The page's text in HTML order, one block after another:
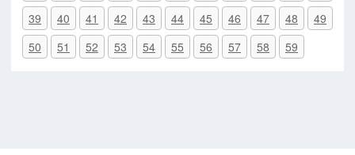
39
40 41 42 43 44 45 46 47 48
49
50
51 52 53 54 55 56 57 58 59